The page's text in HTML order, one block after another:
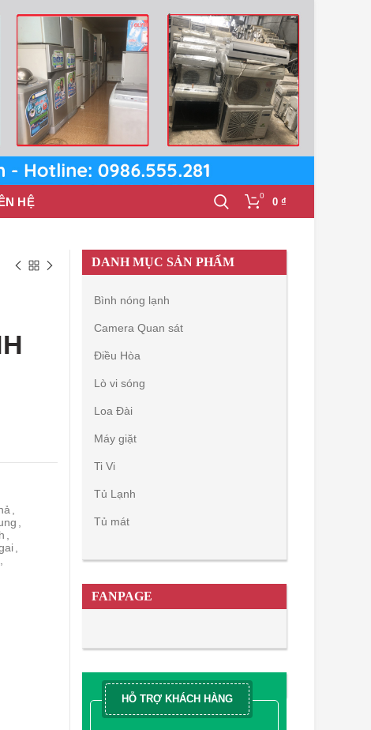
HỆ 0 0 ₫
DANH MỤC SẢN PHẨM
Bình nóng lạnh
Camera Quan sát
Điều Hòa
Lò vi sóng
Loa Đài
Máy giặt
Ti Vi
Tủ Lạnh
Tủ mát
FANPAGE
HỖ TRỢ KHÁCH HÀNG